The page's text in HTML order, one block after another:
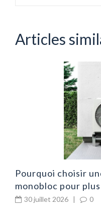
Articles
Pourquoi choisir
monobloc pour
30 juillet 2026 | 0